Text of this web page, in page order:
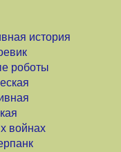
история
роботы
войнах